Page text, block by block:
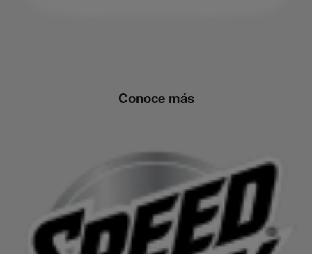
Conoce más